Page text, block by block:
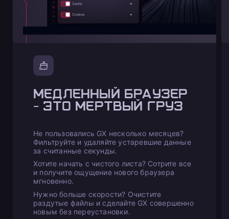
МЕДЛЕННЫЙ БРАУЗЕР
- ЭТО МЕРТВЫЙ ГРУЗ
Не пользовались GX несколько месяцев?
Фильтруйте и удаляйте устаревшие данные
за считанные секунды.
Хотите начать с чистого листа? Сотрите все
и получите ощущение нового браузера
мгновенно.
Нужно больше скорости? Очистите
раздутые файлы и сделайте GX совершенно
новым без переустановки.